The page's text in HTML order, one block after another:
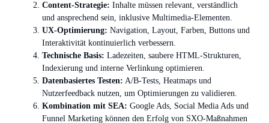
Content-Strategie: Inhalte müssen relevant, verständlich
und ansprechend sein, inklusive Multimedia-Elementen.
UX-Optimierung: Navigation, Layout, Farben, Buttons und
Interaktivität kontinuierlich verbessern.
Technische Basis: Ladezeiten, saubere HTML-Strukturen,
Indexierung und interne Verlinkung optimieren.
Datenbasiertes Testen: A/B-Tests, Heatmaps und
Nutzerfeedback nutzen, um Optimierungen zu validieren.
Kombination mit SEA: Google Ads, Social Media Ads und
Funnel Marketing können den Erfolg von SXO-Maßnahmen